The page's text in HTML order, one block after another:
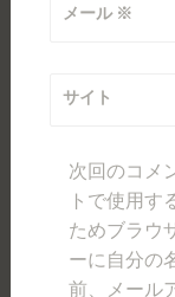
メール ※
サイト
次回のコメ
トで使用す
ためブラウ
ーに自分の
前、メール